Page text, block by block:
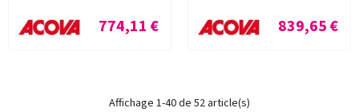
Prix
774,11 €
Prix
839,65 €
Affichage 1-40 de 52 article(s)